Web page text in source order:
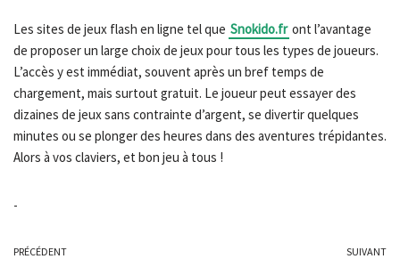
Les sites de jeux flash en ligne tel que Snokido.fr ont l’avantage
de proposer un large choix de jeux pour tous les types de joueurs.
L’accès y est immédiat, souvent après un bref temps de
chargement, mais surtout gratuit. Le joueur peut essayer des
dizaines de jeux sans contrainte d’argent, se divertir quelques
minutes ou se plonger des heures dans des aventures trépidantes.
Alors à vos claviers, et bon jeu à tous !
-
PRÉCÉDENT SUIVANT